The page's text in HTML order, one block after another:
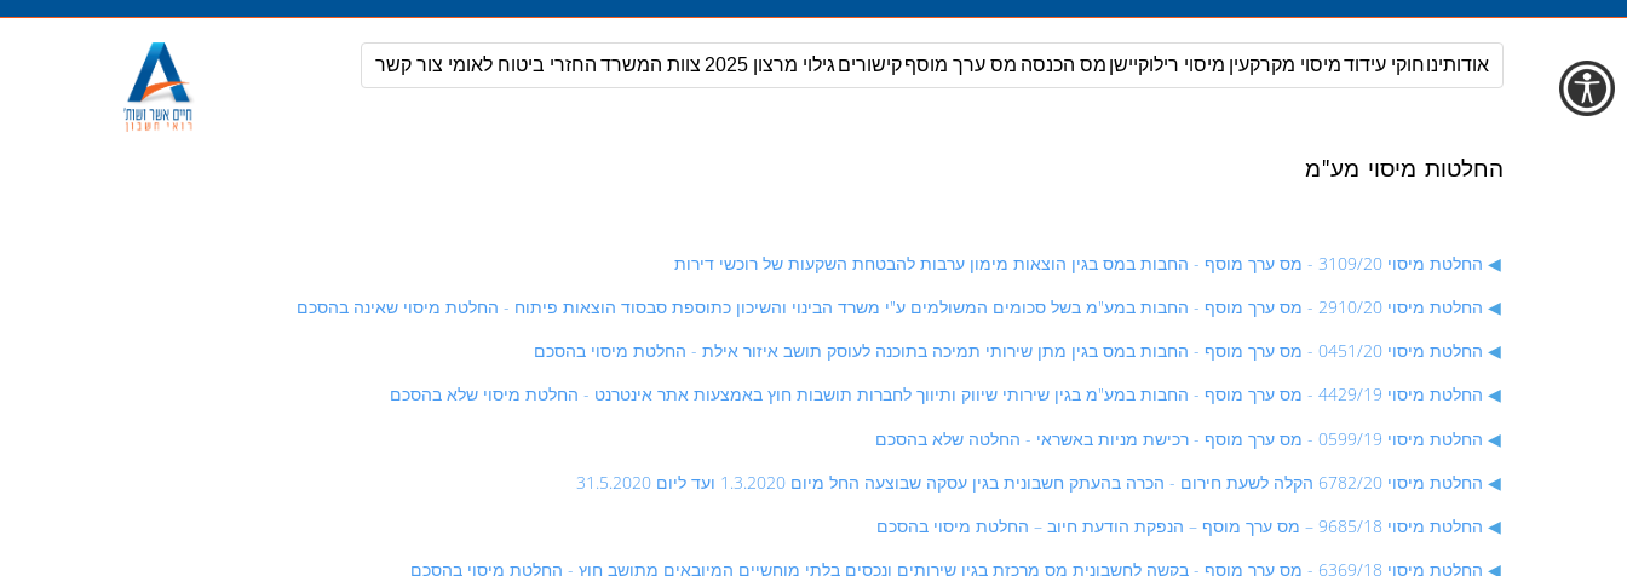
מעבר
אודותינוחוקי עידודמיסוי מקרקעין מיסוי רילוקיישן מס הכנסה מס ערך מוסףקישורים גילוי מרצון 2025 צוות המשרד החזרי ביטוח לאומי צור קשר
החלטות מיסוי מע"מ
החלטת מיסוי 3109/20 - מס ערך מוסף - החבות במס בגין הוצאות מימון ערבות להבטחת השקעות של רוכשי דירות
החלטת מיסוי 2910/20 - מס ערך מוסף - החבות במע"מ בשל סכומים המשולמים ע"י משרד הבינוי והשיכון כתוספת סבסוד הוצאות פיתוח - החלטת מיסוי שאינה בהסכם
החלטת מיסוי 0451/20 - מס ערך מוסף - החבות במס בגין מתן שירותי תמיכה בתוכנה לעוסק תושב איזור אילת - החלטת מיסוי בהסכם
החלטת מיסוי 4429/19 - מס ערך מוסף - החבות במע"מ בגין שירותי שיווק ותיווך לחברות תושבות חוץ באמצעות אתר אינטרנט - החלטת מיסוי שלא בהסכם
החלטת מיסוי 0599/19 - מס ערך מוסף - רכישת מניות באשראי - החלטה שלא בהסכם
החלטת מיסוי 6782/20 הקלה לשעת חירום - הכרה בהעתק חשבונית בגין עסקה שבוצעה החל מיום 1.3.2020 ועד ליום 31.5.2020
החלטת מיסוי 9685/18 – מס ערך מוסף – הנפקת הודעת חיוב – החלטת מיסוי בהסכם
החלטת מיסוי 6369/18 - מס ערך מוסף - בקשה לחשבונית מס מרכזת בגין שירותים ונכסים בלתי מוחשיים המיובאים מתושב חוץ - החלטת מיסוי בהסכם